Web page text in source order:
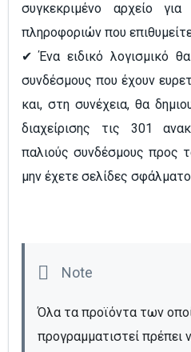
συγκεκριμένο αρχείο
πληροφοριών που
✔ Ένα ειδικό λογισμικό
συνδέσμους που έχουν
και, στη συνέχεια, θα
διαχείρισης τις 301
παλιούς συνδέσμους προς
μην έχετε σελίδες
Όλα τα προϊόντα των
προγραμματιστεί πρέπει